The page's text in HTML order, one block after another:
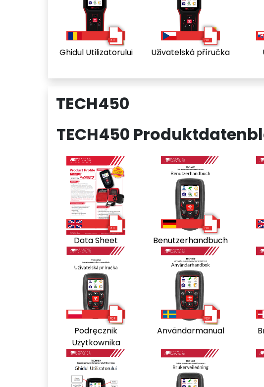
Ghidul Utilizatorului Uživatelská příručka
TECH450
TECH450
Data Sheet Benutzerhandbuch
Podręcznik
Użytkownika
Användarmanual